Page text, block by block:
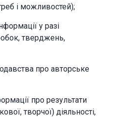
і можливостей);
у разі
тверджень,
про авторське
про результати
творчої) діяльності,